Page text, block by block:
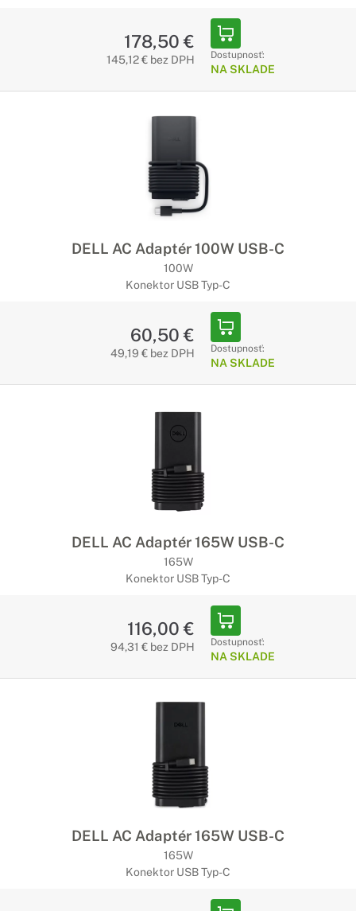
178,50 €
145,12 € bez DPH Dostupnosť:
NA SKLADE
DELL AC Adaptér 100W USB-C
100W
Konektor USB Typ-C
60,50 €
49,19 € bez DPH Dostupnosť:
NA SKLADE
DELL AC Adaptér 165W USB-C
165W
Konektor USB Typ-C
116,00 €
94,31 € bez DPH Dostupnosť:
NA SKLADE
DELL AC Adaptér 165W USB-C
165W
Konektor USB Typ-C